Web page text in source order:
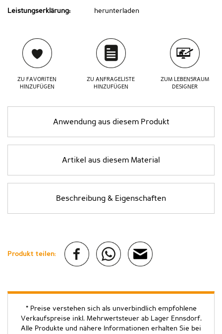
Leistungserklärung: herunterladen
ZU FAVORITEN
HINZUFÜGEN
ZU ANFRAGELISTE
HINZUFÜGEN
ZUM LEBENSRAUM
DESIGNER
Anwendung aus diesem Produkt
Artikel aus diesem Material
Beschreibung & Eigenschaften
Produkt teilen:
* Preise verstehen sich als unverbindlich empfohlene
Verkaufspreise inkl. Mehrwertsteuer ab Lager Ennsdorf.
Alle Produkte und nähere Informationen erhalten Sie bei